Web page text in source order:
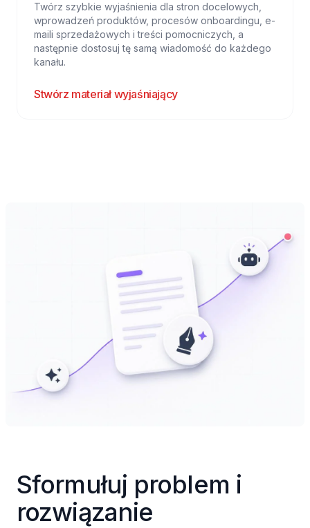
Twórz szybkie wyjaśnienia dla stron docelowych,
wprowadzeń produktów, procesów onboardingu, e-
maili sprzedażowych i treści pomocniczych, a
następnie dostosuj tę samą wiadomość do każdego
kanału.
Stwórz materiał wyjaśniający
Sformułuj problem i
rozwiązanie